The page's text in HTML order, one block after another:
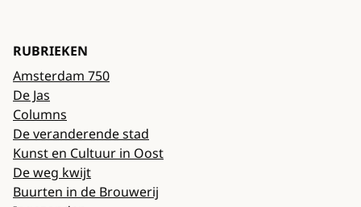
RUBRIEKEN
Amsterdam 750
De Jas
Columns
De veranderende stad
Kunst en Cultuur in Oost
De weg kwijt
Buurten in de Brouwerij